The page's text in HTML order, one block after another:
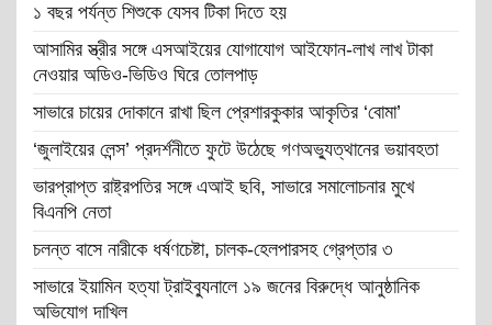
১ বছর পর্যন্ত শিশুকে যেসব টিকা দিতে হয়
আসামির স্ত্রীর সঙ্গে এসআইয়ের যোগাযোগ আইফোন-লাখ লাখ টাকা
নেওয়ার অডিও-ভিডিও ঘিরে তোলপাড়
সাভারে চায়ের দোকানে রাখা ছিল প্রেশারকুকার আকৃতির ‘বোমা’
‘জুলাইয়ের লেন্স’ প্রদর্শনীতে ফুটে উঠেছে গণঅভ্যুত্থানের ভয়াবহতা
ভারপ্রাপ্ত রাষ্ট্রপতির সঙ্গে এআই ছবি, সাভারে সমালোচনার মুখে
বিএনপি নেতা
চলন্ত বাসে নারীকে ধর্ষণচেষ্টা, চালক-হেলপারসহ গ্রেপ্তার ৩
সাভারে ইয়ামিন হত্যা ট্রাইব্যুনালে ১৯ জনের বিরুদ্ধে আনুষ্ঠানিক
অভিযোগ দাখিল